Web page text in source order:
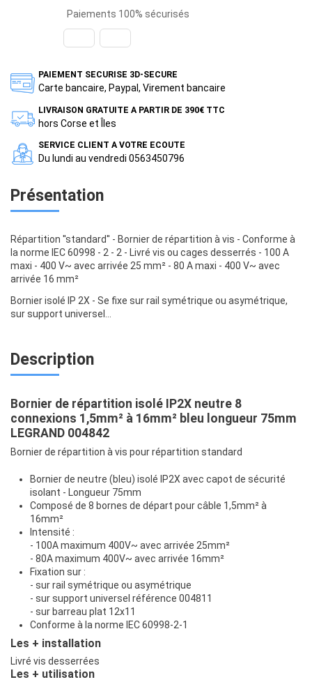
Paiements 100% sécurisés
PAIEMENT SECURISE 3D-SECURE
Carte bancaire, Paypal, Virement bancaire
LIVRAISON GRATUITE A PARTIR DE 390€ TTC
hors Corse et Îles
SERVICE CLIENT A VOTRE ECOUTE
Du lundi au vendredi 0563450796
Présentation
Répartition ''standard'' - Bornier de répartition à vis - Conforme à
la norme IEC 60998 - 2 - 2 - Livré vis ou cages desserrés - 100 A
maxi - 400 V~ avec arrivée 25 mm² - 80 A maxi - 400 V~ avec
arrivée 16 mm²
Bornier isolé IP 2X - Se fixe sur rail symétrique ou asymétrique,
sur support universel...
Description
Bornier de répartition isolé IP2X neutre 8
connexions 1,5mm² à 16mm² bleu longueur 75mm
LEGRAND 004842
Bornier de répartition à vis pour répartition standard
Bornier de neutre (bleu) isolé IP2X avec capot de sécurité
isolant - Longueur 75mm
Composé de 8 bornes de départ pour câble 1,5mm² à
16mm²
Intensité :
- 100A maximum 400V~ avec arrivée 25mm²
- 80A maximum 400V~ avec arrivée 16mm²
Fixation sur :
- sur rail symétrique ou asymétrique
- sur support universel référence 004811
- sur barreau plat 12x11
Conforme à la norme IEC 60998-2-1
Les + installation
Livré vis desserrées
Les + utilisation